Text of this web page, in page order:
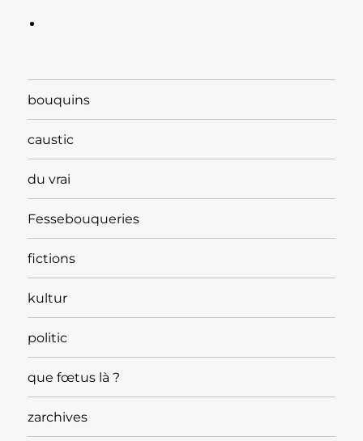
bouquins
caustic
du vrai
Fessebouqueries
fictions
kultur
politic
que fœtus là ?
zarchives